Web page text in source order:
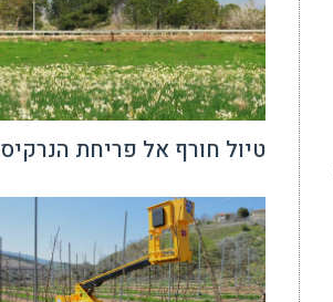
טיול חורף אל פריחת הנרקיס